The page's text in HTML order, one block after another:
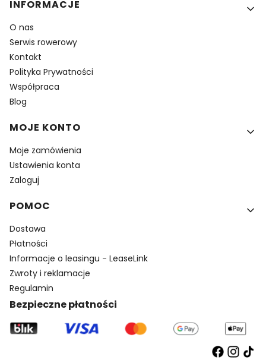
Linki w stopce
INFORMACJE
O nas
Serwis rowerowy
Kontakt
Polityka Prywatności
Współpraca
Blog
MOJE KONTO
Moje zamówienia
Ustawienia konta
Zaloguj
POMOC
Dostawa
Płatności
Informacje o leasingu - LeaseLink
Zwroty i reklamacje
Regulamin
Bezpieczne płatności